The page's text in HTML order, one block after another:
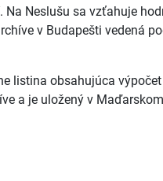
Neslušu sa vzťahuje
v Budapešti vedená
listina obsahujúca
a je uložený v